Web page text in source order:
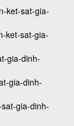
ket-sat-gia-
ket-sat-gia-
gia-dinh-
gia-dinh-
gia-dinh-